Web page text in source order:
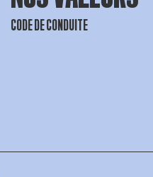
CODE DE CONDUITE